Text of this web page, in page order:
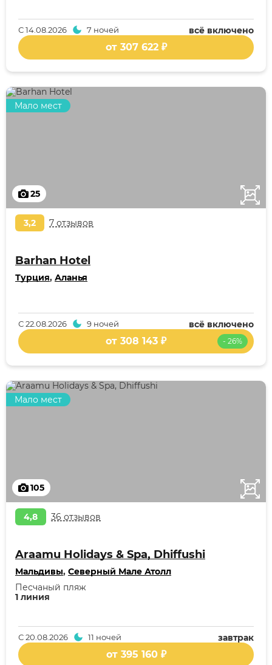
всё включено
С14.08.2026 7 ночей
от 307 622 ₽
25
Мало мест
3,2 7 отзывов
Barhan Hotel
Турция, Аланья
всё включено
С22.08.2026 9 ночей
- 26%
от 308 143 ₽
105
Мало мест
4,8 36 отзывов
Araamu Holidays & Spa, Dhiffushi
Мальдивы, Северный Мале Атолл
1 линия
Песчаный пляж
завтрак
С20.08.2026 11 ночей
от 395 160 ₽